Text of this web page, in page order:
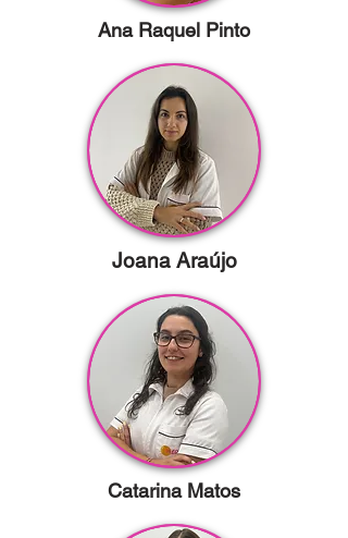
Ana Raquel Pinto
Joana Araújo
Catarina Matos